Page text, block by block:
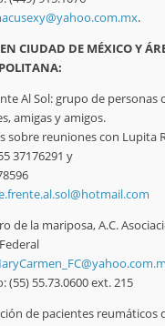
.
CIUDAD DE MÉXICO Y
Al Sol: grupo de personas
amigas y amigos.
sobre reuniones con Lupita
37176291 y
de la mariposa, A.C.
(55) 55.73.0600 ext. 215
de pacientes reumáticos